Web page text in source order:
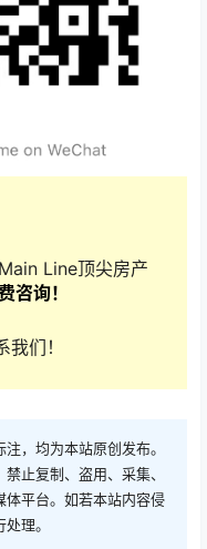
Line顶尖房产
咨询！
们！
，均为本站原创发布。
止复制、盗用、采集、
体平台。如若本站内容侵
理。